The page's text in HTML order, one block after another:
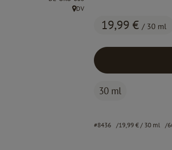
19,99 € / 30 ml
, Herkunft:
DV
30 ml
#8436 19,99 €/ 30 ml